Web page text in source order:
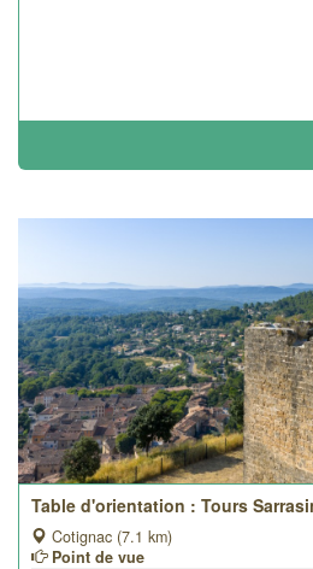
Table d'orientation : Tours
Cotignac (7.1 km)
Point de vue